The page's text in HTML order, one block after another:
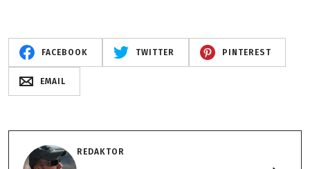
FACEBOOK TWITTER PINTEREST
EMAIL
REDAKTOR